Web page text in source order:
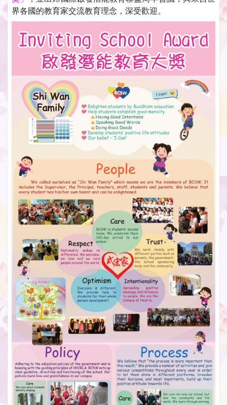
界各國的教育家交流教育理念，深受歡迎。